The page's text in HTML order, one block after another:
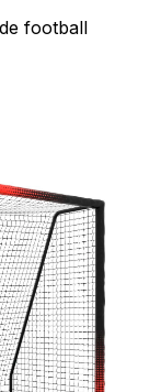
football